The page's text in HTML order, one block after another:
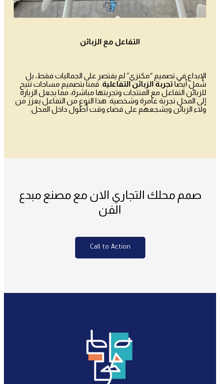
التفاعل مع الزبائن
الإبداع في تصميم “مكنزي” لم يقتصر على الجماليات فقط، بل
شمل أيضًا تجربة الزبائن التفاعلية . قمنا بتصميم مساحات تتيح
للزبائن التفاعل مع المنتجات وتجربتها مباشرة، مما يجعل الزيارة
إلى المحل تجربة غامرة وشخصية. هذا النوع من التفاعل يعزز من
ولاء الزبائن ويشجعهم على قضاء وقت أطول داخل المحل.
صمم محلك التجاري الان مع مصنع مبدع
الفن
Call to Action